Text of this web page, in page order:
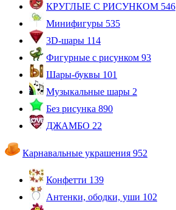
КРУГЛЫЕ С РИСУНКОМ 546
Минифигуры 535
3D-шары 114
Фигурные с рисунком 93
Шары-буквы 101
Музыкальные шары 2
Без рисунка 890
ДЖАМБО 22
Карнавальные украшения 952
Конфетти 139
Антенки, ободки, уши 102